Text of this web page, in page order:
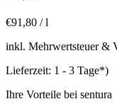
€91,80 /l
inkl. Mehrwertsteuer &
Lieferzeit: 1 - 3 Tage*)
Ihre Vorteile bei sentura